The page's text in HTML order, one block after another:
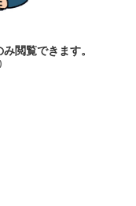
閲覧できます。
)